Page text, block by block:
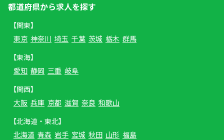
都道府県から求人を探す
【関東】
東京 神奈川 埼玉 千葉 茨城 栃木 群馬
【東海】
愛知 静岡 三重 岐阜
【関西】
大阪 兵庫 京都 滋賀 奈良 和歌山
【北海道・東北】
北海道 青森 岩手 宮城 秋田 山形 福島